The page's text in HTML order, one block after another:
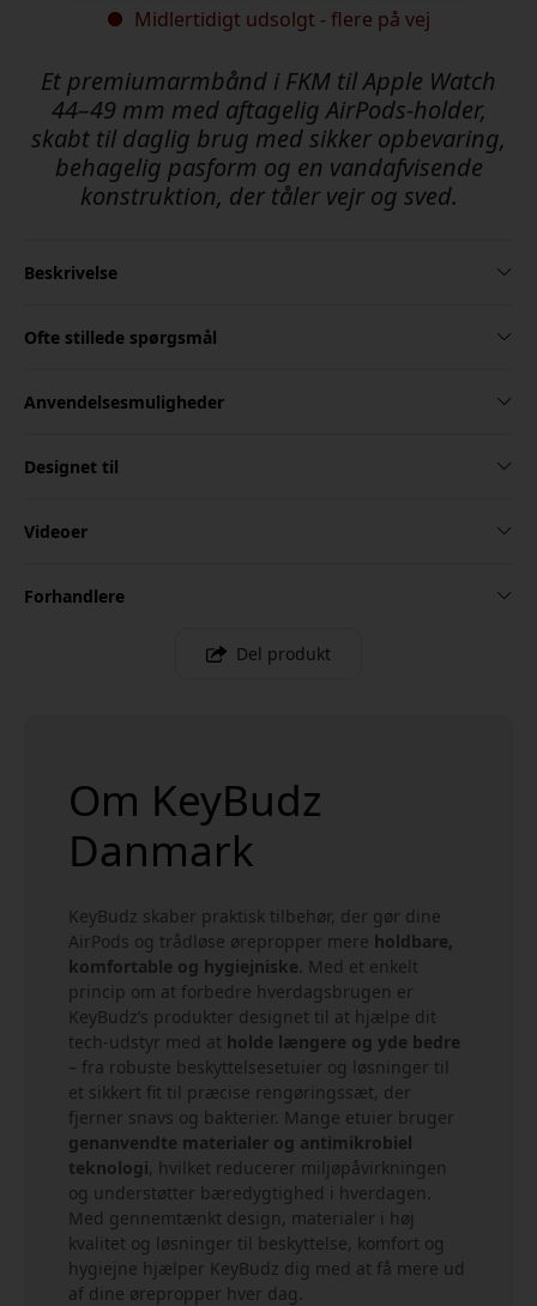
Midlertidigt udsolgt - flere på vej
Et premiumarmbånd i FKM til Apple Watch
44–49 mm med aftagelig AirPods-holder,
skabt til daglig brug med sikker opbevaring,
behagelig pasform og en vandafvisende
konstruktion, der tåler vejr og sved.
Beskrivelse
Ofte stillede spørgsmål
Anvendelsesmuligheder
Designet til
Videoer
Forhandlere
Del produkt
Om KeyBudz
Danmark
KeyBudz skaber praktisk tilbehør, der gør dine
AirPods og trådløse ørepropper mere holdbare,
komfortable og hygiejniske. Med et enkelt
princip om at forbedre hverdagsbrugen er
KeyBudz’s produkter designet til at hjælpe dit
tech-udstyr med at holde længere og yde bedre
– fra robuste beskyttelsesetuier og løsninger til
et sikkert fit til præcise rengøringssæt, der
fjerner snavs og bakterier. Mange etuier bruger
genanvendte materialer og antimikrobiel
teknologi, hvilket reducerer miljøpåvirkningen
og understøtter bæredygtighed i hverdagen.
Med gennemtænkt design, materialer i høj
kvalitet og løsninger til beskyttelse, komfort og
hygiejne hjælper KeyBudz dig med at få mere ud
af dine ørepropper hver dag.